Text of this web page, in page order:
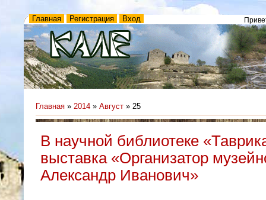
Главная Регистрация Вход
Главная » 2014 » Август » 25
В научной библиотеке
выставка «Организатор
Александр Иванович»